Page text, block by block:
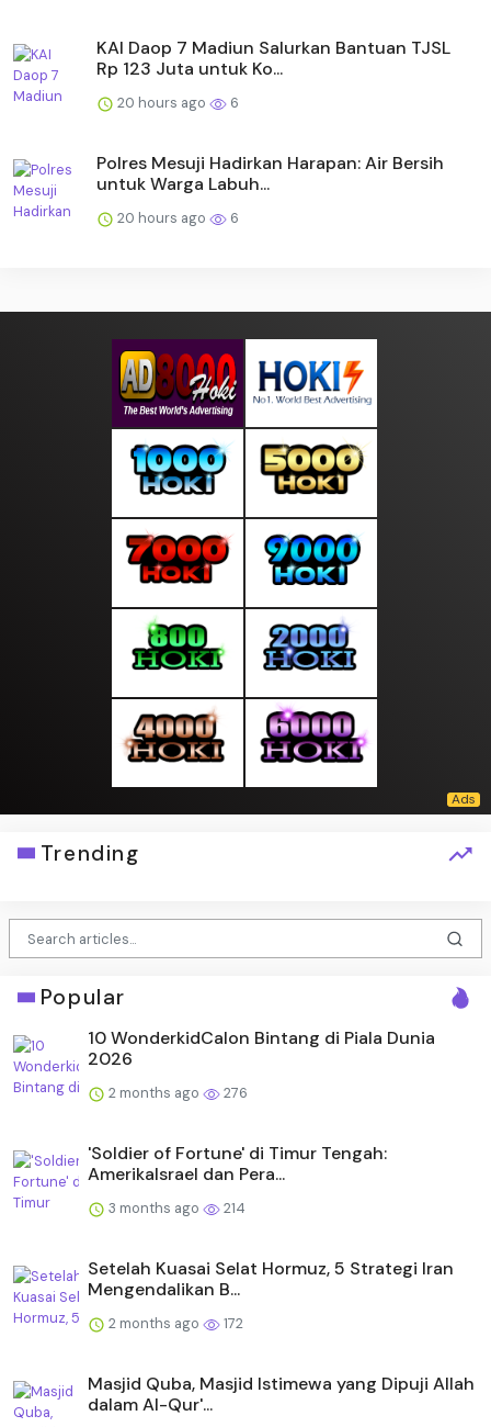
KAI Daop 7 Madiun Salurkan Bantuan TJSL
Rp 123 Juta untuk Ko...
20 hours ago 6
Polres Mesuji Hadirkan Harapan: Air Bersih
untuk Warga Labuh...
20 hours ago 6
Trending
Popular
10 WonderkidCalon Bintang di Piala Dunia
2026
2 months ago 276
'Soldier of Fortune' di Timur Tengah:
AmerikaIsrael dan Pera...
3 months ago 214
Setelah Kuasai Selat Hormuz, 5 Strategi Iran
Mengendalikan B...
2 months ago 172
Masjid Quba, Masjid Istimewa yang Dipuji Allah
dalam Al-Qur'...